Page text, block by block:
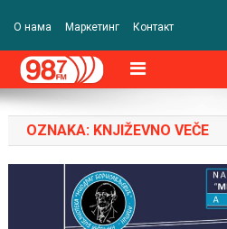
О нама Маркетинг Контакт
OZNAKA: KNJIŽEVNO VEČE